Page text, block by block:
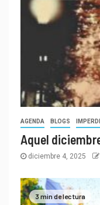
AGENDA BLOGS
Aquel
diciembre 4, 2025
3 min de lectura